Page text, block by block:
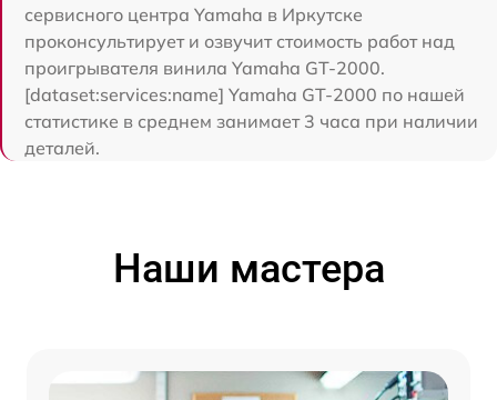
сервисного центра Yamaha в Иркутске
проконсультирует и озвучит стоимость работ над
проигрывателя винила Yamaha GT-2000.
[dataset:services:name] Yamaha GT-2000 по нашей
статистике в среднем занимает 3 часа при наличии
деталей.
Наши мастера